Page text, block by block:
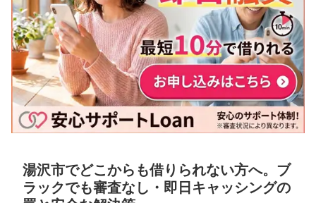
湯沢市でどこからも借りられない方へ。ブ
ラックでも審査なし・即日キャッシングの